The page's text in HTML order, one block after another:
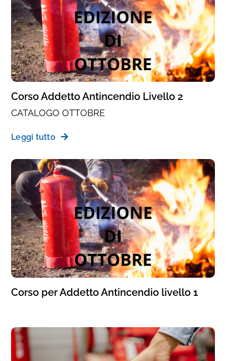
Corso Addetto Antincendio Livello 2
CATALOGO OTTOBRE
Leggi tutto
Corso per Addetto Antincendio livello 1